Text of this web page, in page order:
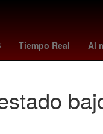
Tiempo Real Al
liga mx 2026